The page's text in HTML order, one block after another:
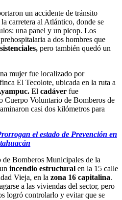
un accidente de tránsito
la carretera al Atlántico, donde se
una panel y un picop. Los
a dos hombres que
pero también quedó un
mujer fue localizado por
El Tecolote, ubicada en la ruta a
El cadáver fue
Cuerpo Voluntario de Bomberos de
casi dos kilómetros para
el estado de Prevención en
Bomberos Municipales de la
incendio estructural en la 15 calle
Vieja, en la zona 16 capitalina.
a las viviendas del sector, pero
logró controlarlo y evitar que se